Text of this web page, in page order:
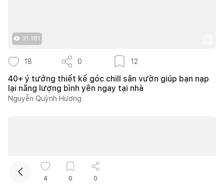
31.181
18 0 12
40+ ý tưởng thiết kế góc chill sân vườn giúp bạn nạp
lại năng lượng bình yên ngay tại nhà
Nguyễn Quỳnh Hương
4 0 0
Kết nối thiết kế, thi công
Mua sắm hoàn thiện nhà